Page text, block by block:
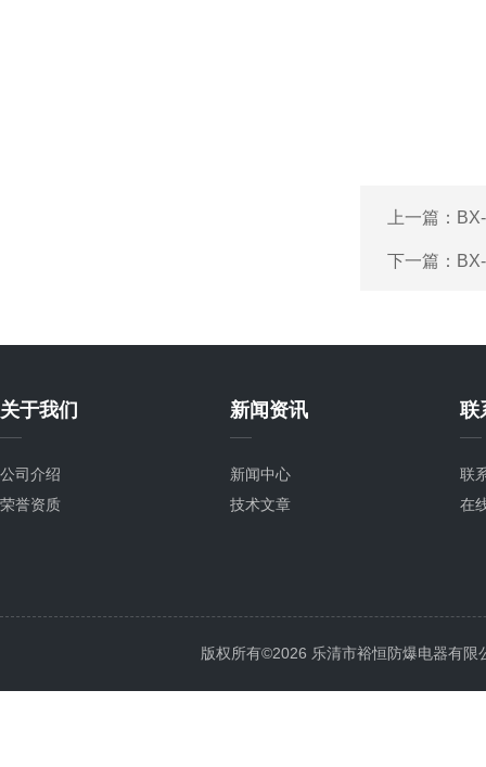
上一篇：
下一篇：
关于我们
公司介绍
荣誉资质
新闻资讯
新闻中心
技术文章
联
联
在
版权所有©2026 乐清市裕恒防爆电器有